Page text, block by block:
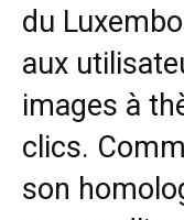
du
aux
images à
clics.
son